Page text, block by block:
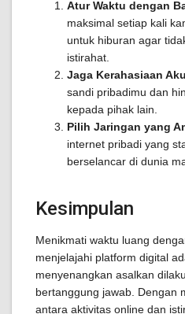
Atur Waktu dengan
maksimal setiap kali
untuk hiburan agar
istirahat.
Jaga Kerahasiaan
sandi pribadimu dan
kepada pihak lain.
Pilih Jaringan yang
internet pribadi yang
berselancar di dunia
Kesimpulan
Menikmati waktu luang
menjelajahi platform digital
menyenangkan asalkan
bertanggung jawab. Dengan
antara aktivitas online dan